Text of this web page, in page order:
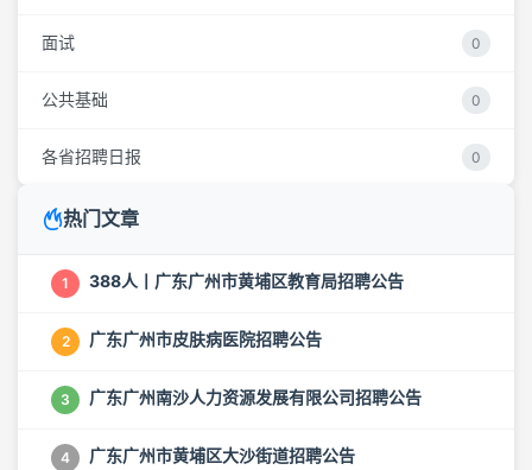
面试 0
公共基础 0
各省招聘日报 0
热门文章
1 388人丨广东广州市黄埔区教育局招聘公告
2 广东广州市皮肤病医院招聘公告
3 广东广州南沙人力资源发展有限公司招聘公告
4 广东广州市黄埔区大沙街道招聘公告